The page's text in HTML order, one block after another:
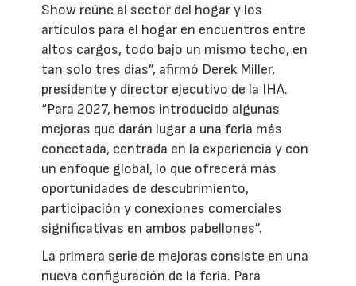
Show reúne al sector del hogar y los
artículos para el hogar en encuentros entre
altos cargos, todo bajo un mismo techo, en
tan solo tres días”, afirmó Derek Miller,
presidente y director ejecutivo de la IHA.
“Para 2027, hemos introducido algunas
mejoras que darán lugar a una feria más
conectada, centrada en la experiencia y con
un enfoque global, lo que ofrecerá más
oportunidades de descubrimiento,
participación y conexiones comerciales
significativas en ambos pabellones”.
La primera serie de mejoras consiste en una
nueva configuración de la feria. Para